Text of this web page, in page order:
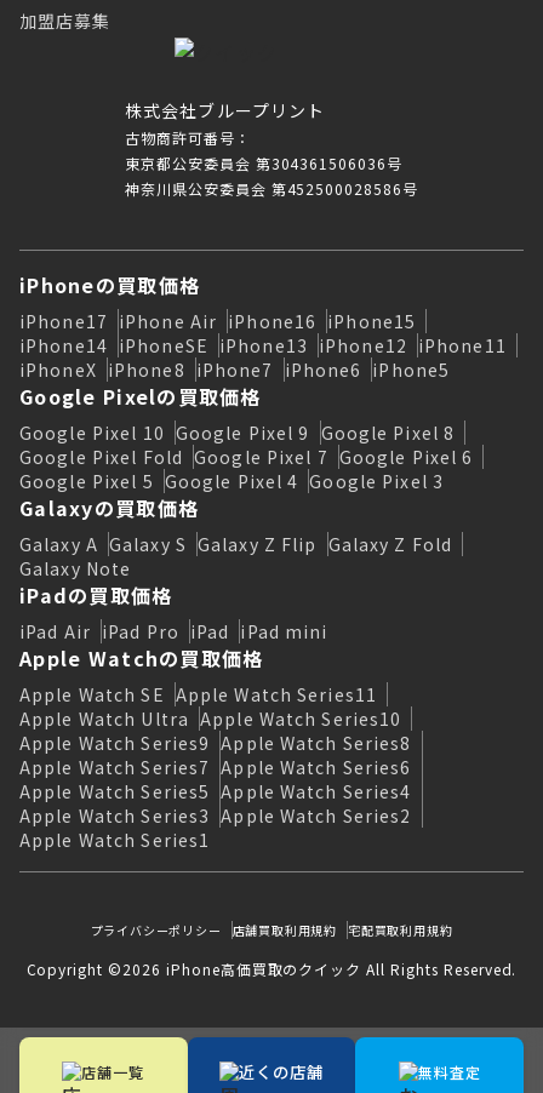
株式会社ブループリント
古物商許可番号：
東京都公安委員会 第304361506036号
神奈川県公安委員会 第452500028586号
加盟店募集
iPhoneの買取価格
iPhone17 iPhone Air iPhone16 iPhone15
iPhone14 iPhoneSE iPhone13 iPhone12 iPhone11
iPhoneX iPhone8 iPhone7 iPhone6 iPhone5
Google Pixelの買取価格
Google Pixel 10 Google Pixel 9 Google Pixel 8
Google Pixel Fold Google Pixel 7 Google Pixel 6
Google Pixel 5 Google Pixel 4 Google Pixel 3
Galaxyの買取価格
Galaxy A Galaxy S Galaxy Z Flip Galaxy Z Fold
Galaxy Note
iPadの買取価格
iPad Air iPad Pro iPad iPad mini
Apple Watchの買取価格
Apple Watch SE Apple Watch Series11
Apple Watch Ultra Apple Watch Series10
Apple Watch Series9 Apple Watch Series8
Apple Watch Series7 Apple Watch Series6
Apple Watch Series5 Apple Watch Series4
Apple Watch Series3 Apple Watch Series2
Apple Watch Series1
プライバシーポリシー 店舗買取利用規約 宅配買取利用規約
Copyright ©2026 iPhone高価買取のクイック All Rights Reserved.
店舗一覧 近くの店舗 無料査定